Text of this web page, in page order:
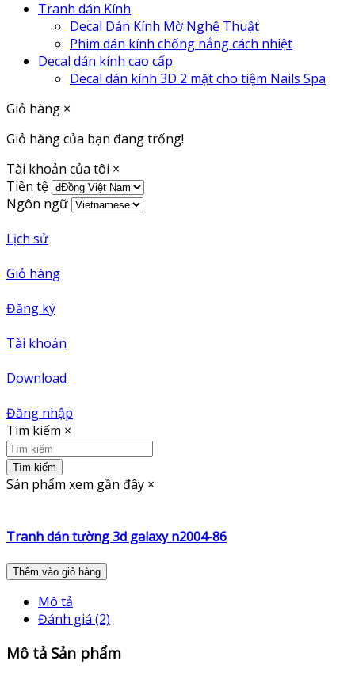
Tranh dán Kính
Decal Dán Kính Mờ Nghệ Thuật
Phim dán kính chống nắng cách nhiệt
Decal dán kính cao cấp
Decal dán kính 3D 2 mặt cho tiệm Nails Spa
Giỏ hàng ×
Giỏ hàng của bạn đang trống!
Tài khoản của tôi ×
Tiền tệ
Ngôn ngữ
Lịch sử
Giỏ hàng
Đăng ký
Tài khoản
Download
Đăng nhập
Tìm kiếm ×
Tìm kiếm
Sản phẩm xem gần đây ×
Tranh dán tường 3d galaxy n2004-86
Thêm vào giỏ hàng
Mô tả
Đánh giá (2)
Mô tả Sản phẩm